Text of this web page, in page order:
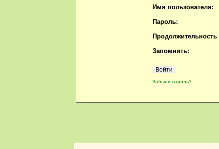
Имя пользователя:
Пароль:
Продолжительность
Запомнить:
Забыли пароль?